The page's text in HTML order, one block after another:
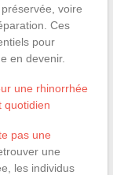
voire
Ces
pour
en devenir.
une rhinorrhée
quotidien
pas une
une
les individus